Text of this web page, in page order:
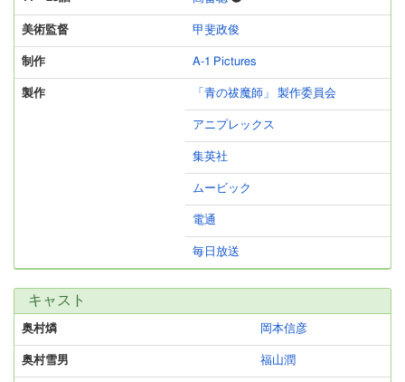
美術監督 甲斐政俊
制作 A-1 Pictures
製作 「青の祓魔師」 製作委員会
アニプレックス
集英社
ムービック
電通
毎日放送
キャスト
奥村燐 岡本信彦
奥村雪男 福山潤